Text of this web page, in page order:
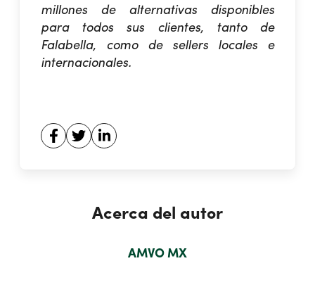
millones de alternativas disponibles
para todos sus clientes, tanto de
Falabella, como de sellers locales e
internacionales.
Acerca del autor
AMVO MX